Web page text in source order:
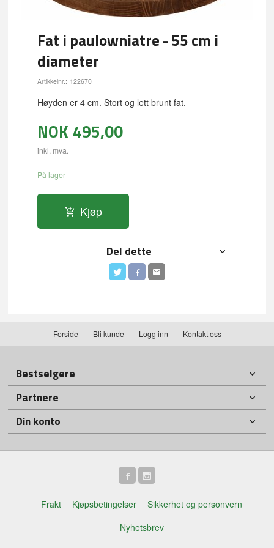
Fat i paulowniatre - 55 cm i
diameter
Artikkelnr.: 122670
Høyden er 4 cm. Stort og lett brunt fat.
NOK 495,00
inkl. mva.
På lager
Kjøp
Del dette
Forside Bli kunde Logg inn Kontakt oss
Bestselgere
Partnere
Din konto
Frakt Kjøpsbetingelser
Sikkerhet og personvern
Nyhetsbrev